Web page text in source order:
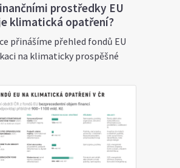
prostředky EU
klimatická opatření?
přinášíme přehled fondů EU
na klimaticky prospěšné